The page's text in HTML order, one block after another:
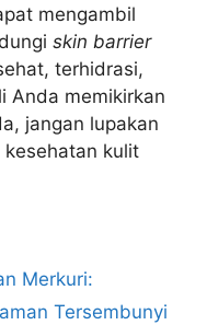
mengambil
skin barrier
terhidrasi,
Anda memikirkan
jangan lupakan
kulit
Merkuri:
Tersembunyi